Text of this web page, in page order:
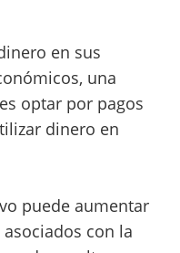
en sus
una
optar por pagos
dinero en
puede aumentar
con la